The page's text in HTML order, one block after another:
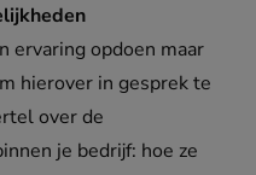
ervaring opdoen maar
hierover in gesprek te
over de
je bedrijf: hoe ze